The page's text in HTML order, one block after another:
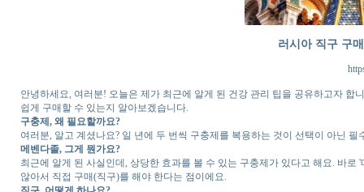
러시아 직구 구
안녕하세요, 여러분! 오늘은 제가 최근에 알게 된 건강 관리 팁을 공유하고자
쉽게 구매할 수 있는지 알아보겠습니다.
구충제, 왜 필요할까요?
여러분, 알고 계셨나요? 일 년에 두 번씩 구충제를 복용하는 것이 선택이 아닌
메벤다졸, 그게 뭔가요?
최근에 알게 된 사실인데, 상당한 효과를 볼 수 있는 구충제가 있다고 해요. 바
않아서 직접 구매(직구)를 해야 한다는 점이에요.